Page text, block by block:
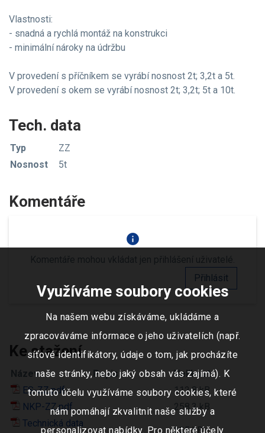
Vlastnosti:
- snadná a rychlá montáž na konstrukci
- minimální nároky na údržbu
V provedení s příčníkem se vyrábí nosnost 2t; 3,2t a 5t.
V provedení s okem se vyrábí nosnost 2t; 3,2t; 5t a 10t.
Tech. data
Typ
ZZ
Nosnost
5t
Komentáře
info
Komentáře mohou vkládat jen přihlášení uživatelé.
Přihlásit
Ke stažení
Název Popis
Velikost
ES-ZZ.pdf
112.8 kB
NKP-ZZ.pdf
258.3 kB
Technická data
225 kB
Využíváme soubory cookies
Na našem webu získáváme, ukládáme a
zpracováváme informace o jeho uživatelích (např.
síťové identifikátory, údaje o tom, jak procházíte
naše stránky, nebo jaký obsah vás zajímá). K
tomuto účelu využíváme soubory cookies, které
nám pomáhají zkvalitnit naše služby a
personalizovat nabídky. Pro některé účely